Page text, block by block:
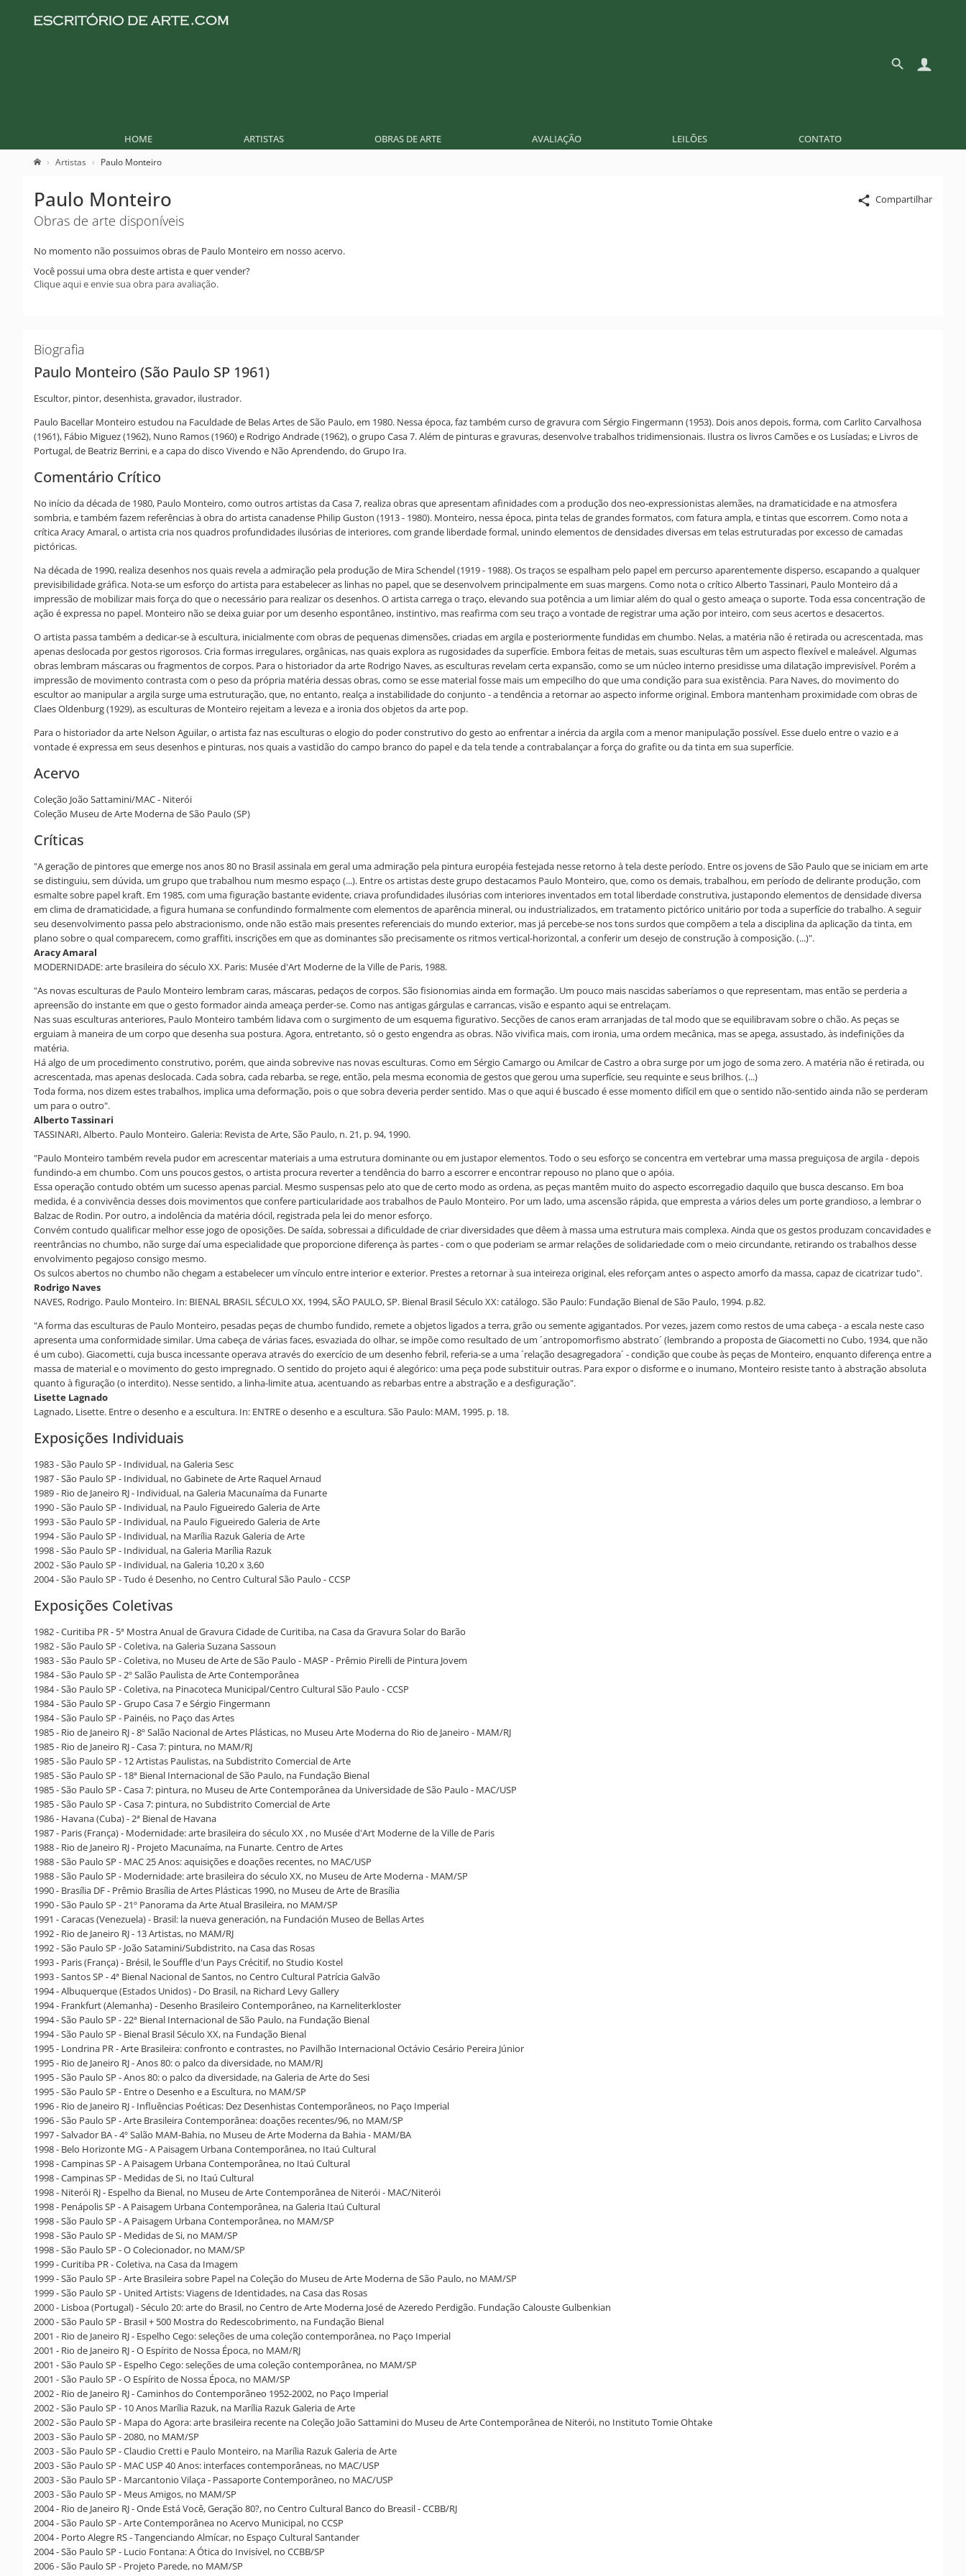
HOME ARTISTAS OBRAS DE ARTE AVALIAÇÃO LEILÕES CONTATO
Artistas Paulo Monteiro
Compartilhar
Paulo Monteiro
Obras de arte disponíveis
No momento não possuimos obras de Paulo Monteiro em nosso acervo.
Você possui uma obra deste artista e quer vender?
Clique aqui e envie sua obra para avaliação.
Biografia
Paulo Monteiro (São Paulo SP 1961)
Escultor, pintor, desenhista, gravador, ilustrador.
Paulo Bacellar Monteiro estudou na Faculdade de Belas Artes de São Paulo, em 1980. Nessa época, faz também curso de gravura com Sérgio Fingermann (1953). Dois anos depois, forma, com Carlito Carvalhosa
(1961), Fábio Miguez (1962), Nuno Ramos (1960) e Rodrigo Andrade (1962), o grupo Casa 7. Além de pinturas e gravuras, desenvolve trabalhos tridimensionais. Ilustra os livros Camões e os Lusíadas; e Livros de
Portugal, de Beatriz Berrini, e a capa do disco Vivendo e Não Aprendendo, do Grupo Ira.
Comentário Crítico
No início da década de 1980, Paulo Monteiro, como outros artistas da Casa 7, realiza obras que apresentam afinidades com a produção dos neo-expressionistas alemães, na dramaticidade e na atmosfera
sombria, e também fazem referências à obra do artista canadense Philip Guston (1913 - 1980). Monteiro, nessa época, pinta telas de grandes formatos, com fatura ampla, e tintas que escorrem. Como nota a
crítica Aracy Amaral, o artista cria nos quadros profundidades ilusórias de interiores, com grande liberdade formal, unindo elementos de densidades diversas em telas estruturadas por excesso de camadas
pictóricas.
Na década de 1990, realiza desenhos nos quais revela a admiração pela produção de Mira Schendel (1919 - 1988). Os traços se espalham pelo papel em percurso aparentemente disperso, escapando a qualquer
previsibilidade gráfica. Nota-se um esforço do artista para estabelecer as linhas no papel, que se desenvolvem principalmente em suas margens. Como nota o crítico Alberto Tassinari, Paulo Monteiro dá a
impressão de mobilizar mais força do que o necessário para realizar os desenhos. O artista carrega o traço, elevando sua potência a um limiar além do qual o gesto ameaça o suporte. Toda essa concentração de
ação é expressa no papel. Monteiro não se deixa guiar por um desenho espontâneo, instintivo, mas reafirma com seu traço a vontade de registrar uma ação por inteiro, com seus acertos e desacertos.
O artista passa também a dedicar-se à escultura, inicialmente com obras de pequenas dimensões, criadas em argila e posteriormente fundidas em chumbo. Nelas, a matéria não é retirada ou acrescentada, mas
apenas deslocada por gestos rigorosos. Cria formas irregulares, orgânicas, nas quais explora as rugosidades da superfície. Embora feitas de metais, suas esculturas têm um aspecto flexível e maleável. Algumas
obras lembram máscaras ou fragmentos de corpos. Para o historiador da arte Rodrigo Naves, as esculturas revelam certa expansão, como se um núcleo interno presidisse uma dilatação imprevisível. Porém a
impressão de movimento contrasta com o peso da própria matéria dessas obras, como se esse material fosse mais um empecilho do que uma condição para sua existência. Para Naves, do movimento do
escultor ao manipular a argila surge uma estruturação, que, no entanto, realça a instabilidade do conjunto - a tendência a retornar ao aspecto informe original. Embora mantenham proximidade com obras de
Claes Oldenburg (1929), as esculturas de Monteiro rejeitam a leveza e a ironia dos objetos da arte pop.
Para o historiador da arte Nelson Aguilar, o artista faz nas esculturas o elogio do poder construtivo do gesto ao enfrentar a inércia da argila com a menor manipulação possível. Esse duelo entre o vazio e a
vontade é expressa em seus desenhos e pinturas, nos quais a vastidão do campo branco do papel e da tela tende a contrabalançar a força do grafite ou da tinta em sua superfície.
Acervo
Coleção João Sattamini/MAC - Niterói
Coleção Museu de Arte Moderna de São Paulo (SP)
Críticas
"A geração de pintores que emerge nos anos 80 no Brasil assinala em geral uma admiração pela pintura européia festejada nesse retorno à tela deste período. Entre os jovens de São Paulo que se iniciam em arte
se distinguiu, sem dúvida, um grupo que trabalhou num mesmo espaço (...). Entre os artistas deste grupo destacamos Paulo Monteiro, que, como os demais, trabalhou, em período de delirante produção, com
esmalte sobre papel kraft. Em 1985, com uma figuração bastante evidente, criava profundidades ilusórias com interiores inventados em total liberdade construtiva, justapondo elementos de densidade diversa
em clima de dramaticidade, a figura humana se confundindo formalmente com elementos de aparência mineral, ou industrializados, em tratamento pictórico unitário por toda a superfície do trabalho. A seguir
seu desenvolvimento passa pelo abstracionismo, onde não estão mais presentes referenciais do mundo exterior, mas já percebe-se nos tons surdos que compõem a tela a disciplina da aplicação da tinta, em
plano sobre o qual comparecem, como graffiti, inscrições em que as dominantes são precisamente os ritmos vertical-horizontal, a conferir um desejo de construção à composição. (...)".
Aracy Amaral
MODERNIDADE: arte brasileira do século XX. Paris: Musée d'Art Moderne de la Ville de Paris, 1988.
"As novas esculturas de Paulo Monteiro lembram caras, máscaras, pedaços de corpos. São fisionomias ainda em formação. Um pouco mais nascidas saberíamos o que representam, mas então se perderia a
apreensão do instante em que o gesto formador ainda ameaça perder-se. Como nas antigas gárgulas e carrancas, visão e espanto aqui se entrelaçam.
Nas suas esculturas anteriores, Paulo Monteiro também lidava com o surgimento de um esquema figurativo. Secções de canos eram arranjadas de tal modo que se equilibravam sobre o chão. As peças se
erguiam à maneira de um corpo que desenha sua postura. Agora, entretanto, só o gesto engendra as obras. Não vivifica mais, com ironia, uma ordem mecânica, mas se apega, assustado, às indefinições da
matéria.
Há algo de um procedimento construtivo, porém, que ainda sobrevive nas novas esculturas. Como em Sérgio Camargo ou Amilcar de Castro a obra surge por um jogo de soma zero. A matéria não é retirada, ou
acrescentada, mas apenas deslocada. Cada sobra, cada rebarba, se rege, então, pela mesma economia de gestos que gerou uma superfície, seu requinte e seus brilhos. (...)
Toda forma, nos dizem estes trabalhos, implica uma deformação, pois o que sobra deveria perder sentido. Mas o que aqui é buscado é esse momento difícil em que o sentido não-sentido ainda não se perderam
um para o outro".
Alberto Tassinari
TASSINARI, Alberto. Paulo Monteiro. Galeria: Revista de Arte, São Paulo, n. 21, p. 94, 1990.
"Paulo Monteiro também revela pudor em acrescentar materiais a uma estrutura dominante ou em justapor elementos. Todo o seu esforço se concentra em vertebrar uma massa preguiçosa de argila - depois
fundindo-a em chumbo. Com uns poucos gestos, o artista procura reverter a tendência do barro a escorrer e encontrar repouso no plano que o apóia.
Essa operação contudo obtém um sucesso apenas parcial. Mesmo suspensas pelo ato que de certo modo as ordena, as peças mantêm muito do aspecto escorregadio daquilo que busca descanso. Em boa
medida, é a convivência desses dois movimentos que confere particularidade aos trabalhos de Paulo Monteiro. Por um lado, uma ascensão rápida, que empresta a vários deles um porte grandioso, a lembrar o
Balzac de Rodin. Por outro, a indolência da matéria dócil, registrada pela lei do menor esforço.
Convém contudo qualificar melhor esse jogo de oposições. De saída, sobressai a dificuldade de criar diversidades que dêem à massa uma estrutura mais complexa. Ainda que os gestos produzam concavidades e
reentrâncias no chumbo, não surge daí uma especialidade que proporcione diferença às partes - com o que poderiam se armar relações de solidariedade com o meio circundante, retirando os trabalhos desse
envolvimento pegajoso consigo mesmo.
Os sulcos abertos no chumbo não chegam a estabelecer um vínculo entre interior e exterior. Prestes a retornar à sua inteireza original, eles reforçam antes o aspecto amorfo da massa, capaz de cicatrizar tudo".
Rodrigo Naves
NAVES, Rodrigo. Paulo Monteiro. In: BIENAL BRASIL SÉCULO XX, 1994, SÃO PAULO, SP. Bienal Brasil Século XX: catálogo. São Paulo: Fundação Bienal de São Paulo, 1994. p.82.
"A forma das esculturas de Paulo Monteiro, pesadas peças de chumbo fundido, remete a objetos ligados a terra, grão ou semente agigantados. Por vezes, jazem como restos de uma cabeça - a escala neste caso
apresenta uma conformidade similar. Uma cabeça de várias faces, esvaziada do olhar, se impõe como resultado de um ´antropomorfismo abstrato´ (lembrando a proposta de Giacometti no Cubo, 1934, que não
é um cubo). Giacometti, cuja busca incessante operava através do exercício de um desenho febril, referia-se a uma ´relação desagregadora´ - condição que coube às peças de Monteiro, enquanto diferença entre a
massa de material e o movimento do gesto impregnado. O sentido do projeto aqui é alegórico: uma peça pode substituir outras. Para expor o disforme e o inumano, Monteiro resiste tanto à abstração absoluta
quanto à figuração (o interdito). Nesse sentido, a linha-limite atua, acentuando as rebarbas entre a abstração e a desfiguração".
Lisette Lagnado
Lagnado, Lisette. Entre o desenho e a escultura. In: ENTRE o desenho e a escultura. São Paulo: MAM, 1995. p. 18.
Exposições Individuais
1983 - São Paulo SP - Individual, na Galeria Sesc
1987 - São Paulo SP - Individual, no Gabinete de Arte Raquel Arnaud
1989 - Rio de Janeiro RJ - Individual, na Galeria Macunaíma da Funarte
1990 - São Paulo SP - Individual, na Paulo Figueiredo Galeria de Arte
1993 - São Paulo SP - Individual, na Paulo Figueiredo Galeria de Arte
1994 - São Paulo SP - Individual, na Marília Razuk Galeria de Arte
1998 - São Paulo SP - Individual, na Galeria Marília Razuk
2002 - São Paulo SP - Individual, na Galeria 10,20 x 3,60
2004 - São Paulo SP - Tudo é Desenho, no Centro Cultural São Paulo - CCSP
Exposições Coletivas
1982 - Curitiba PR - 5ª Mostra Anual de Gravura Cidade de Curitiba, na Casa da Gravura Solar do Barão
1982 - São Paulo SP - Coletiva, na Galeria Suzana Sassoun
1983 - São Paulo SP - Coletiva, no Museu de Arte de São Paulo - MASP - Prêmio Pirelli de Pintura Jovem
1984 - São Paulo SP - 2º Salão Paulista de Arte Contemporânea
1984 - São Paulo SP - Coletiva, na Pinacoteca Municipal/Centro Cultural São Paulo - CCSP
1984 - São Paulo SP - Grupo Casa 7 e Sérgio Fingermann
1984 - São Paulo SP - Painéis, no Paço das Artes
1985 - Rio de Janeiro RJ - 8º Salão Nacional de Artes Plásticas, no Museu Arte Moderna do Rio de Janeiro - MAM/RJ
1985 - Rio de Janeiro RJ - Casa 7: pintura, no MAM/RJ
1985 - São Paulo SP - 12 Artistas Paulistas, na Subdistrito Comercial de Arte
1985 - São Paulo SP - 18ª Bienal Internacional de São Paulo, na Fundação Bienal
1985 - São Paulo SP - Casa 7: pintura, no Museu de Arte Contemporânea da Universidade de São Paulo - MAC/USP
1985 - São Paulo SP - Casa 7: pintura, no Subdistrito Comercial de Arte
1986 - Havana (Cuba) - 2ª Bienal de Havana
1987 - Paris (França) - Modernidade: arte brasileira do século XX , no Musée d'Art Moderne de la Ville de Paris
1988 - Rio de Janeiro RJ - Projeto Macunaíma, na Funarte. Centro de Artes
1988 - São Paulo SP - MAC 25 Anos: aquisições e doações recentes, no MAC/USP
1988 - São Paulo SP - Modernidade: arte brasileira do século XX, no Museu de Arte Moderna - MAM/SP
1990 - Brasília DF - Prêmio Brasília de Artes Plásticas 1990, no Museu de Arte de Brasília
1990 - São Paulo SP - 21º Panorama da Arte Atual Brasileira, no MAM/SP
1991 - Caracas (Venezuela) - Brasil: la nueva generación, na Fundación Museo de Bellas Artes
1992 - Rio de Janeiro RJ - 13 Artistas, no MAM/RJ
1992 - São Paulo SP - João Satamini/Subdistrito, na Casa das Rosas
1993 - Paris (França) - Brésil, le Souffle d'un Pays Crécitif, no Studio Kostel
1993 - Santos SP - 4ª Bienal Nacional de Santos, no Centro Cultural Patrícia Galvão
1994 - Albuquerque (Estados Unidos) - Do Brasil, na Richard Levy Gallery
1994 - Frankfurt (Alemanha) - Desenho Brasileiro Contemporâneo, na Karneliterkloster
1994 - São Paulo SP - 22ª Bienal Internacional de São Paulo, na Fundação Bienal
1994 - São Paulo SP - Bienal Brasil Século XX, na Fundação Bienal
1995 - Londrina PR - Arte Brasileira: confronto e contrastes, no Pavilhão Internacional Octávio Cesário Pereira Júnior
1995 - Rio de Janeiro RJ - Anos 80: o palco da diversidade, no MAM/RJ
1995 - São Paulo SP - Anos 80: o palco da diversidade, na Galeria de Arte do Sesi
1995 - São Paulo SP - Entre o Desenho e a Escultura, no MAM/SP
1996 - Rio de Janeiro RJ - Influências Poéticas: Dez Desenhistas Contemporâneos, no Paço Imperial
1996 - São Paulo SP - Arte Brasileira Contemporânea: doações recentes/96, no MAM/SP
1997 - Salvador BA - 4º Salão MAM-Bahia, no Museu de Arte Moderna da Bahia - MAM/BA
1998 - Belo Horizonte MG - A Paisagem Urbana Contemporânea, no Itaú Cultural
1998 - Campinas SP - A Paisagem Urbana Contemporânea, no Itaú Cultural
1998 - Campinas SP - Medidas de Si, no Itaú Cultural
1998 - Niterói RJ - Espelho da Bienal, no Museu de Arte Contemporânea de Niterói - MAC/Niterói
1998 - Penápolis SP - A Paisagem Urbana Contemporânea, na Galeria Itaú Cultural
1998 - São Paulo SP - A Paisagem Urbana Contemporânea, no MAM/SP
1998 - São Paulo SP - Medidas de Si, no MAM/SP
1998 - São Paulo SP - O Colecionador, no MAM/SP
1999 - Curitiba PR - Coletiva, na Casa da Imagem
1999 - São Paulo SP - Arte Brasileira sobre Papel na Coleção do Museu de Arte Moderna de São Paulo, no MAM/SP
1999 - São Paulo SP - United Artists: Viagens de Identidades, na Casa das Rosas
2000 - Lisboa (Portugal) - Século 20: arte do Brasil, no Centro de Arte Moderna José de Azeredo Perdigão. Fundação Calouste Gulbenkian
2000 - São Paulo SP - Brasil + 500 Mostra do Redescobrimento, na Fundação Bienal
2001 - Rio de Janeiro RJ - Espelho Cego: seleções de uma coleção contemporânea, no Paço Imperial
2001 - Rio de Janeiro RJ - O Espírito de Nossa Época, no MAM/RJ
2001 - São Paulo SP - Espelho Cego: seleções de uma coleção contemporânea, no MAM/SP
2001 - São Paulo SP - O Espírito de Nossa Época, no MAM/SP
2002 - Rio de Janeiro RJ - Caminhos do Contemporâneo 1952-2002, no Paço Imperial
2002 - São Paulo SP - 10 Anos Marília Razuk, na Marília Razuk Galeria de Arte
2002 - São Paulo SP - Mapa do Agora: arte brasileira recente na Coleção João Sattamini do Museu de Arte Contemporânea de Niterói, no Instituto Tomie Ohtake
2003 - São Paulo SP - 2080, no MAM/SP
2003 - São Paulo SP - Claudio Cretti e Paulo Monteiro, na Marília Razuk Galeria de Arte
2003 - São Paulo SP - MAC USP 40 Anos: interfaces contemporâneas, no MAC/USP
2003 - São Paulo SP - Marcantonio Vilaça - Passaporte Contemporâneo, no MAC/USP
2003 - São Paulo SP - Meus Amigos, no MAM/SP
2004 - Rio de Janeiro RJ - Onde Está Você, Geração 80?, no Centro Cultural Banco do Breasil - CCBB/RJ
2004 - São Paulo SP - Arte Contemporânea no Acervo Municipal, no CCSP
2004 - Porto Alegre RS - Tangenciando Almícar, no Espaço Cultural Santander
2004 - São Paulo SP - Lucio Fontana: A Ótica do Invisível, no CCBB/SP
2006 - São Paulo SP - Projeto Parede, no MAM/SP